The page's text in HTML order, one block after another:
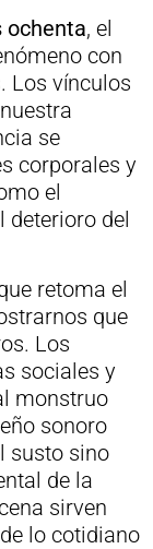
ochenta, el
con
Los vínculos
se
corporales y
el
deterioro del
retoma el
que
Los
sociales y
monstruo
sonoro
susto sino
de la
sirven
lo cotidiano